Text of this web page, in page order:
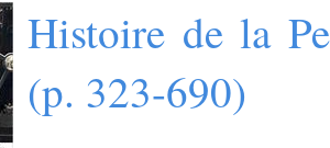
Histoire de la
(p. 323-690)